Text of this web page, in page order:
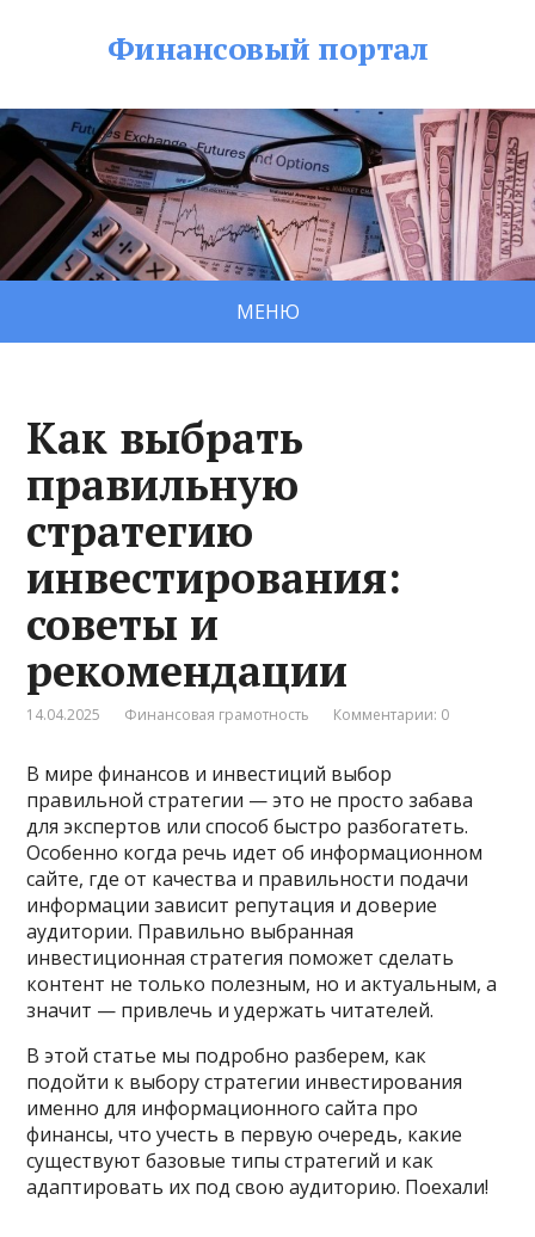
Финансовый портал
МЕНЮ
Как выбрать
правильную
стратегию
инвестирования:
советы и
рекомендации
14.04.2025 Финансовая грамотность Комментарии: 0
В мире финансов и инвестиций выбор
правильной стратегии — это не просто забава
для экспертов или способ быстро разбогатеть.
Особенно когда речь идет об информационном
сайте, где от качества и правильности подачи
информации зависит репутация и доверие
аудитории. Правильно выбранная
инвестиционная стратегия поможет сделать
контент не только полезным, но и актуальным, а
значит — привлечь и удержать читателей.
В этой статье мы подробно разберем, как
подойти к выбору стратегии инвестирования
именно для информационного сайта про
финансы, что учесть в первую очередь, какие
существуют базовые типы стратегий и как
адаптировать их под свою аудиторию. Поехали!